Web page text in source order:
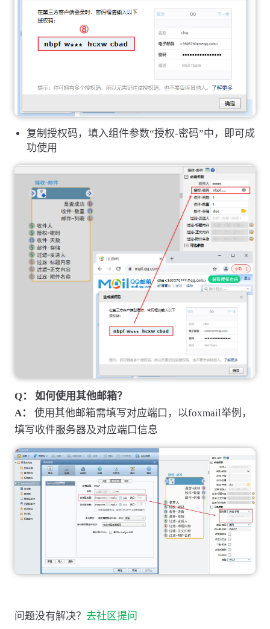
复制授权码，填入组件参数“授权-密码”中，即可成
功使用
Q： 如何使用其他邮箱？
A：
使用其他邮箱需填写对应端口，以foxmail举例，
填写收件服务器及对应端口信息
问题没有解决？ 去社区提问